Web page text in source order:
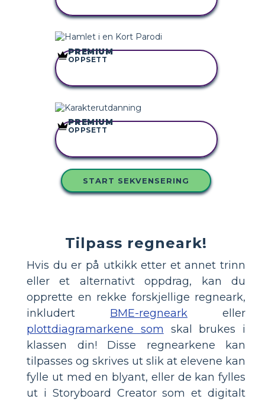
KOPIER DETTE
PREMIUM
OPPSETT
KOPIER DETTE
PREMIUM
OPPSETT
START SEKVENSERING
Tilpass regneark!
Hvis du er på utkikk etter et annet trinn
eller et alternativt oppdrag, kan du
opprette en rekke forskjellige regneark,
inkludert BME-regneark eller
plottdiagramarkene som skal brukes i
klassen din! Disse regnearkene kan
tilpasses og skrives ut slik at elevene kan
fylle ut med en blyant, eller de kan fylles
ut i Storyboard Creator som et digitalt